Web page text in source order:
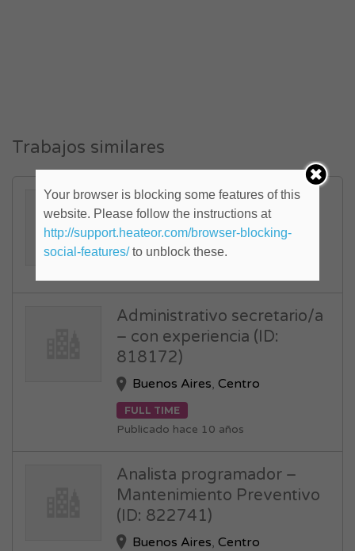
Trabajos similares
Clarkista (ID: 820668)
Centro,Gran Buenos Aires
FULL TIME
Administrativo secretario/a
– con experiencia (ID:
818172)
Buenos Aires,Centro
FULL TIME
Publicado hace 10 años
Analista programador –
Mantenimiento Preventivo
(ID: 822741)
Buenos Aires,Centro
Your browser is blocking some features of this
website. Please follow the instructions at
http://support.heateor.com/browser-blocking-
social-features/to unblock these.